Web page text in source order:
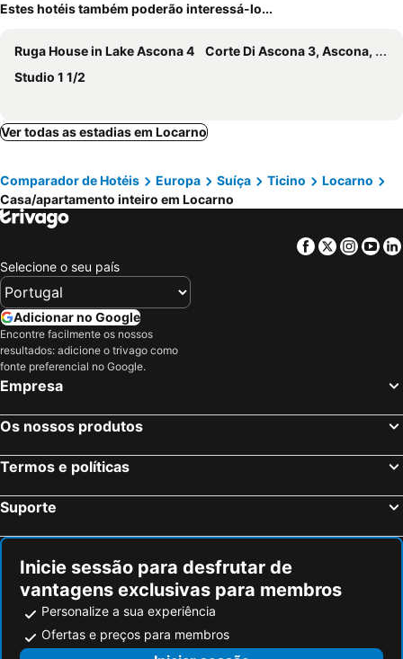
Estes hotéis também poderão interessá-lo...
Ruga House in Lake Ascona 4
Corte Di Ascona 3, Ascona, Switzerland
Studio 1 1/2
Ver todas as estadias em Locarno
Comparador de Hotéis Europa Suíça Ticino
Locarno
Casa/apartamento inteiro em Locarno
Facebook
Twitter
Selecione o seu país
Adicionar no Google
Encontre facilmente os nossos
resultados: adicione o trivago como
fonte preferencial no Google.
Empresa
Os nossos produtos
Termos e políticas
Suporte
Inicie sessão para desfrutar de
vantagens exclusivas para membros
Personalize a sua experiência
Ofertas e preços para membros